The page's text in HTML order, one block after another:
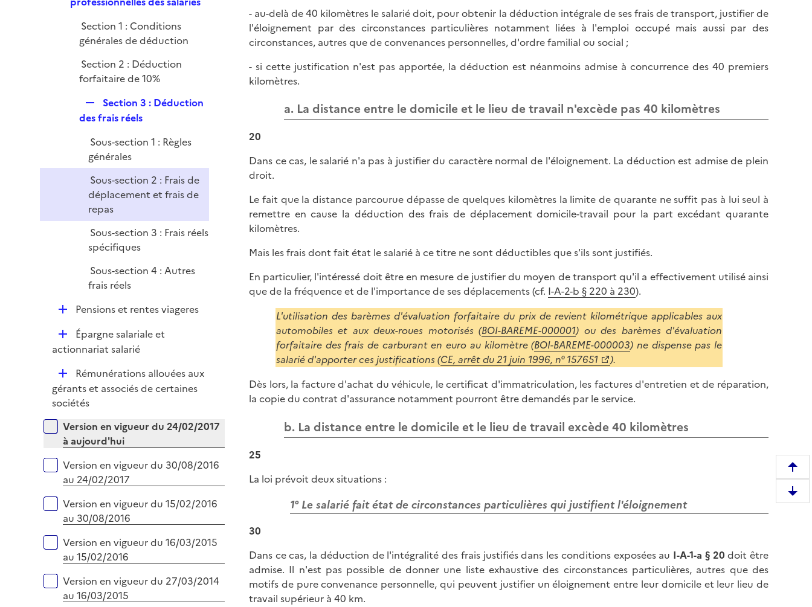
i
r
l
i
Section 1 : Conditions
générales de déduction
Section 2 : Déduction
forfaitaire de 10%
e
l
i
r
Section 3 : Déduction
des frais réels
Sous-section 1 : Règles
générales
Sous-section 2 : Frais de
déplacement et frais de
repas
Sous-section 3 : Frais réels
spécifiques
Sous-section 4 : Autres
frais réels
D
l
r
Pensions et rentes viageres
D
é
i
e
r
Épargne salariale et
actionnariat salarié
D
é
p
i
e
r
Rémunérations allouées aux
gérants et associés de certaines
sociétés
Versions sur la période
Version en vigueur du 24/02/2017
à aujourd'hui
Version en vigueur du 30/08/2016
au 24/02/2017
Version en vigueur du 15/02/2016
au 30/08/2016
Version en vigueur du 16/03/2015
au 15/02/2016
Version en vigueur du 27/03/2014
au 16/03/2015
- au-delà de 40 kilomètres le salarié doit, pour obtenir la déduction intégrale de ses frais de transport, justifier de
l'éloignement par des circonstances particulières notamment liées à l'emploi occupé mais aussi par des
circonstances, autres que de convenances personnelles, d'ordre familial ou social ;
- si cette justification n'est pas apportée, la déduction est néanmoins admise à concurrence des 40 premiers
kilomètres.
a. La distance entre le domicile et le lieu de travail n'excède pas 40 kilomètres
20
Dans ce cas, le salarié n'a pas à justifier du caractère normal de l'éloignement. La déduction est admise de plein
droit.
Le fait que la distance parcourue dépasse de quelques kilomètres la limite de quarante ne suffit pas à lui seul à
remettre en cause la déduction des frais de déplacement domicile-travail pour la part excédant quarante
kilomètres.
Mais les frais dont fait état le salarié à ce titre ne sont déductibles que s'ils sont justifiés.
En particulier, l'intéressé doit être en mesure de justifier du moyen de transport qu'il a effectivement utilisé ainsi
que de la fréquence et de l'importance de ses déplacements (cf. I-A-2-b § 220 à 230).
L'utilisation des barèmes d'évaluation forfaitaire du prix de revient kilométrique applicables aux
automobiles et aux deux-roues motorisés (BOI-BAREME-000001) ou des barèmes d'évaluation
forfaitaire des frais de carburant en euro au kilomètre (BOI-BAREME-000003) ne dispense pas le
salarié d'apporter ces justifications (CE, arrêt du 21 juin 1996, n° 157651
).
Dès lors, la facture d'achat du véhicule, le certificat d'immatriculation, les factures d'entretien et de réparation,
la copie du contrat d'assurance notamment pourront être demandés par le service.
b. La distance entre le domicile et le lieu de travail excède 40 kilomètres
25
La loi prévoit deux situations :
1° Le salarié fait état de circonstances particulières qui justifient l'éloignement
30
Dans ce cas, la déduction de l'intégralité des frais justifiés dans les conditions exposées au I-A-1-a § 20 doit être
admise. Il n'est pas possible de donner une liste exhaustive des circonstances particulières, autres que des
motifs de pure convenance personnelle, qui peuvent justifier un éloignement entre leur domicile et leur lieu de
travail supérieur à 40 km.
e
m
D